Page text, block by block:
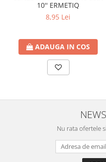
Aparate de Aer conditionat
Aparate de Aer conditionat
btu
Aparate de Aer conditionat
Panouri solare presurizate si
Accesorii Panouri solare
10'' ERMETIQ
8,95 Lei
ADAUGA IN COS
Nu rata ofertele